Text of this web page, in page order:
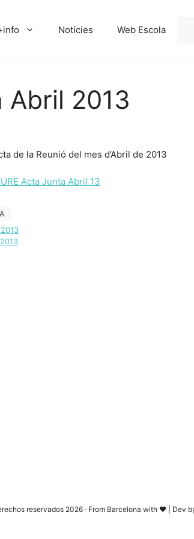
Notícies Web Escola
Abril 2013
de la Reunió del mes d’Abril de 2013
Acta Junta Abril 13
reservados 2026 · From Barcelona with ♥ | Dev